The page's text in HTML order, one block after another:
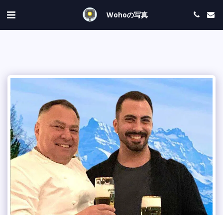
Wohoの写真